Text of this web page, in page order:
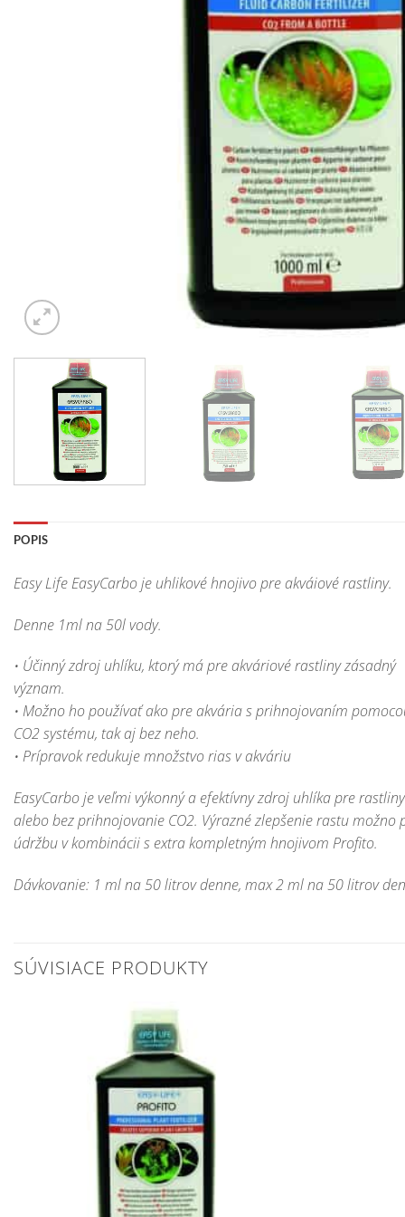
POPIS
Easy Life EasyCarbo je uhlikové hnojivo pre akváiové rastliny.
Denne 1ml na 50l vody.
• Účinný zdroj uhlíku, ktorý má pre akváriové rastliny zásadný
význam.
• Možno ho používať ako pre akvária s prihnojovaním
CO2 systému, tak aj bez neho.
• Prípravok redukuje množstvo rias v akváriu
EasyCarboje veľmivýkonný a efektívny zdroj uhlíkapre rastliny
alebobezprihnojovanie CO2. Výraznézlepšenie rastumožno
údržbuv kombináciis extrakompletným hnojivom Profito.
Dávkovanie: 1 mlna 50litrovdenne, max2 mlna 50litrov
SÚVISIACE PRODUKTY